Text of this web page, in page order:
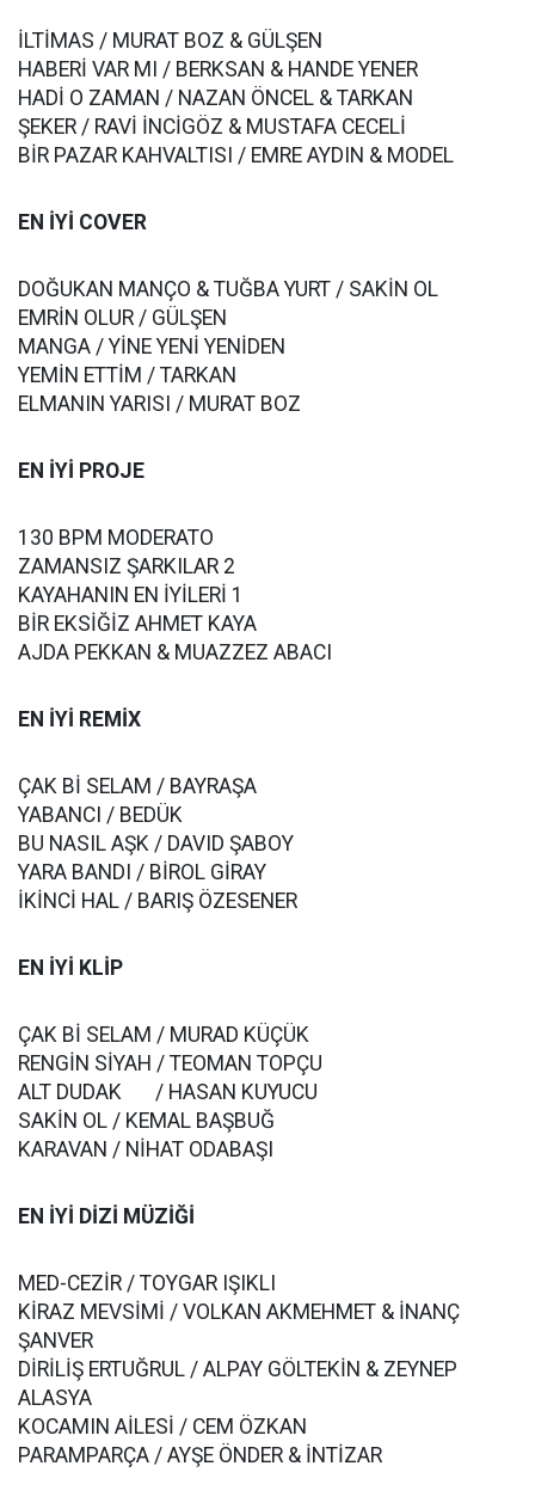
İLTİMAS / MURAT BOZ & GÜLŞEN
HABERİ VAR MI / BERKSAN & HANDE YENER
HADİ O ZAMAN / NAZAN ÖNCEL & TARKAN
ŞEKER / RAVİ İNCİGÖZ & MUSTAFA CECELİ
BİR PAZAR KAHVALTISI / EMRE AYDIN & MODEL
EN İYİ COVER
DOĞUKAN MANÇO & TUĞBA YURT / SAKİN OL
EMRİN OLUR / GÜLŞEN
MANGA / YİNE YENİ YENİDEN
YEMİN ETTİM / TARKAN
ELMANIN YARISI / MURAT BOZ
EN İYİ PROJE
130 BPM MODERATO
ZAMANSIZ ŞARKILAR 2
KAYAHANIN EN İYİLERİ 1
BİR EKSİĞİZ AHMET KAYA
AJDA PEKKAN & MUAZZEZ ABACI
EN İYİ REMİX
ÇAK Bİ SELAM / BAYRAŞA
YABANCI / BEDÜK
BU NASIL AŞK / DAVID ŞABOY
YARA BANDI / BİROL GİRAY
İKİNCİ HAL / BARIŞ ÖZESENER
EN İYİ KLİP
ÇAK Bİ SELAM / MURAD KÜÇÜK
RENGİN SİYAH / TEOMAN TOPÇU
ALT DUDAK / HASAN KUYUCU
SAKİN OL / KEMAL BAŞBUĞ
KARAVAN / NİHAT ODABAŞI
EN İYİ DİZİ MÜZİĞİ
MED-CEZİR / TOYGAR IŞIKLI
KİRAZ MEVSİMİ / VOLKAN AKMEHMET & İNANÇ
ŞANVER
DİRİLİŞ ERTUĞRUL / ALPAY GÖLTEKİN & ZEYNEP
ALASYA
KOCAMIN AİLESİ / CEM ÖZKAN
PARAMPARÇA / AYŞE ÖNDER & İNTİZAR